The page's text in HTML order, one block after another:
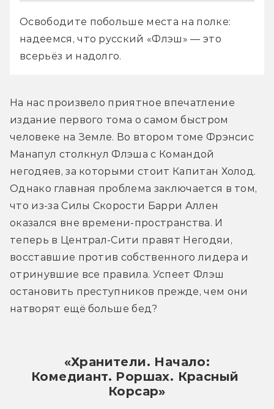
Освободите побольше места на полке:
надеемся, что русский «Флэш» — это
всерьёз и надолго.
На нас произвело приятное впечатление
издание первого тома о самом быстром
человеке на Земле. Во втором томе Фрэнсис
Манапул столкнул Флэша с Командой
негодяев, за которыми стоит Капитан Холод.
Однако главная проблема заключается в том,
что из-за Силы Скорости Барри Аллен
оказался вне времени-пространства. И
теперь в Централ-Сити правят Негодяи,
восставшие против собственного лидера и
отринувшие все правила. Успеет Флэш
остановить преступников прежде, чем они
натворят ещё больше бед?
«Хранители. Начало:
Комедиант. Роршах. Красный
Корсар»